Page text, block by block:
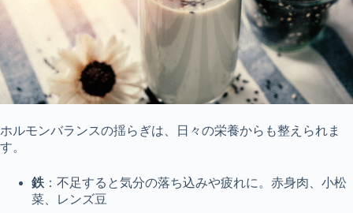
ホルモンバランスの揺らぎは、日々の栄養からも整えられま
す。
鉄 ：不足すると気分の落ち込みや疲れに。赤身肉、小松
菜、レンズ豆